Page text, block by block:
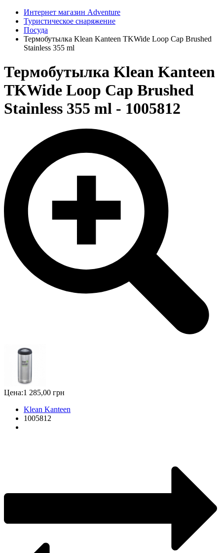
Интернет магазин Adventure
Туристическое снаряжение
Посуда
Термобутылка Klean Kanteen TKWide Loop Cap Brushed
Stainless 355 ml
Термобутылка Klean Kanteen
TKWide Loop Cap Brushed
Stainless 355 ml - 1005812
Цена:1 285,00 грн
Klean Kanteen
1005812